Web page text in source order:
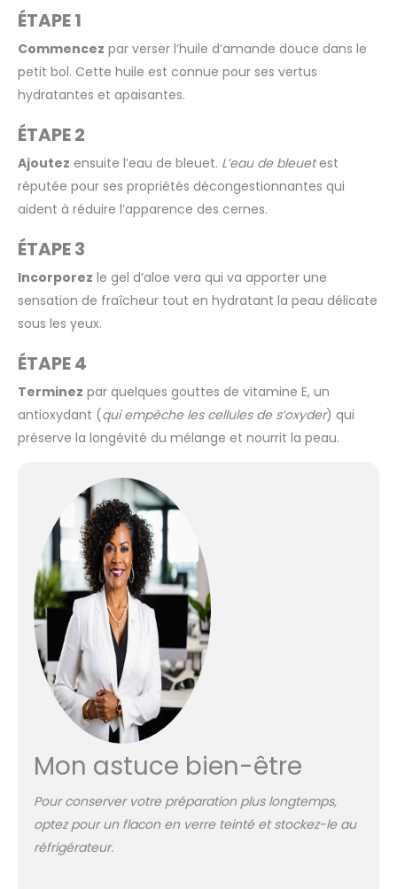
ÉTAPE 1
Commencez par verser l’huile d’amande douce dans le
petit bol. Cette huile est connue pour ses vertus
hydratantes et apaisantes.
ÉTAPE 2
Ajoutez ensuite l’eau de bleuet. L’eau de bleuetest
réputée pour ses propriétés décongestionnantes qui
aident à réduire l’apparence des cernes.
ÉTAPE 3
Incorporez le gel d’aloe vera qui va apporter une
sensation de fraîcheur tout en hydratant la peau délicate
sous les yeux.
ÉTAPE 4
Terminez par quelques gouttes de vitamine E, un
antioxydant (qui empêche les cellules de s’oxyder) qui
préserve la longévité du mélange et nourrit la peau.
Mon astuce bien-être
Pour conserver votre préparation plus longtemps,
optez pour un flacon en verre teinté et stockez-le au
réfrigérateur.